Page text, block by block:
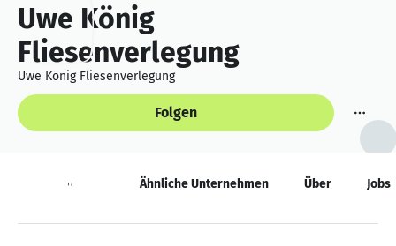
Uwe König
Fliesenverlegung
Uwe König Fliesenverlegung
Folgen
Neuigkeiten Ähnliche Unternehmen Über Jobs